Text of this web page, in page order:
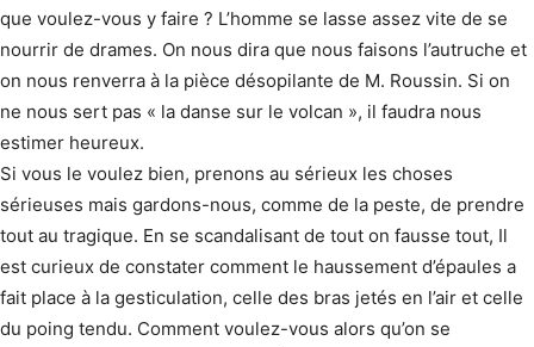
que voulez-vous y faire ? L’homme se lasse assez vite de se
nourrir de drames. On nous dira que nous faisons l’autruche et
on nous renverra à la pièce désopilante de M. Roussin. Si on
ne nous sert pas « la danse sur le volcan », il faudra nous
estimer heureux.
Si vous le voulez bien, prenons au sérieux les choses
sérieuses mais gardons-nous, comme de la peste, de prendre
tout au tragique. En se scandalisant de tout on fausse tout, Il
est curieux de constater comment le haussement d’épaules a
fait place à la gesticulation, celle des bras jetés en l’air et celle
du poing tendu. Comment voulez-vous alors qu’on se